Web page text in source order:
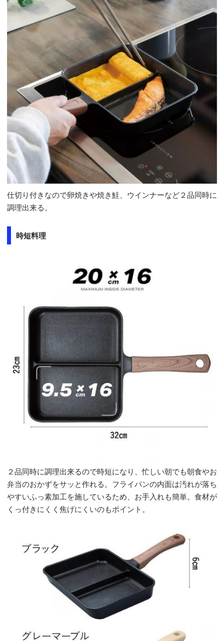
仕切り付きなので卵焼きや焼き鮭、ウインナーなど２品同時に
調理出来る。
時短料理
２品同時に調理出来るので時短になり、忙しい朝でも朝食やお
弁当のおかずをサッと作れる。フライパンの内面は汚れが落ち
やすいふっ素加工を施しているため、お手入れも簡単。食材が
くっ付きにくく焦げにくいのもポイント。